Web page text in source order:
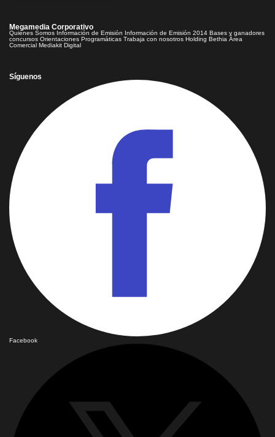
Megamedia Corporativo
Quienes Somos Información de Emisión Información de Emisión 2014 Bases y ganadores
concursos Orientaciones Programáticas Trabaja con nosotros Holding Bethia Área
Comercial Mediakit Digital
Síguenos
Facebook